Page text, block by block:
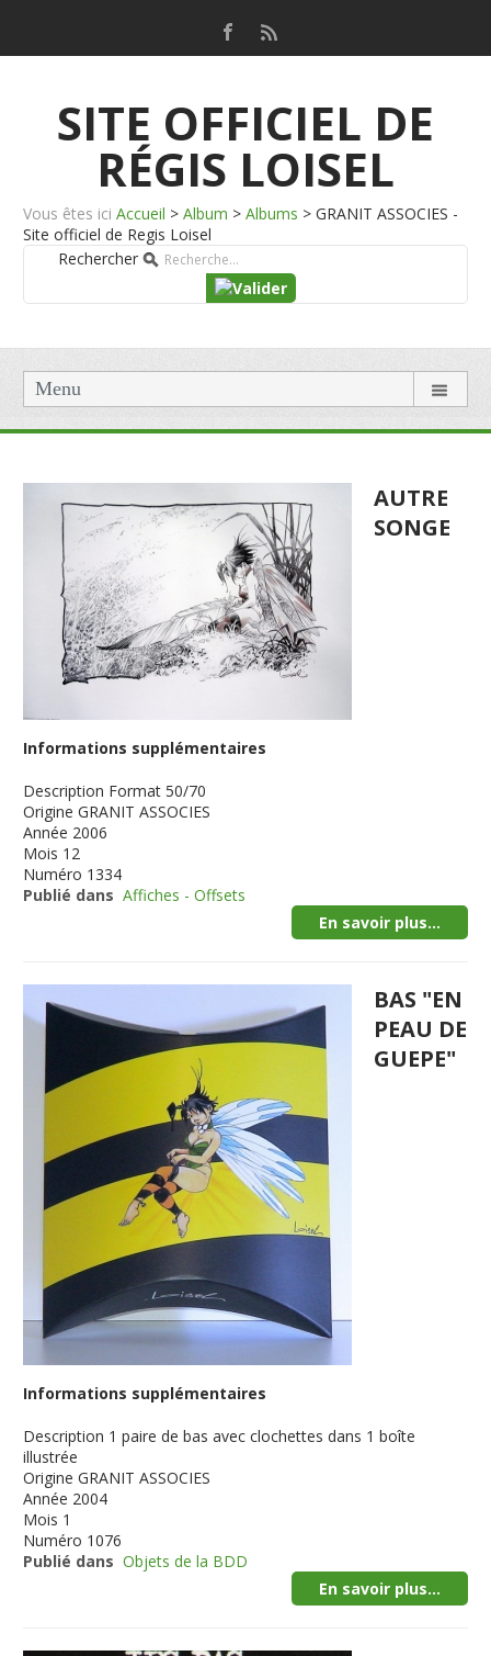
SITE OFFICIEL DE
RÉGIS LOISEL
Vous êtes ici Accueil > Album > Albums > GRANIT ASSOCIES -
Site officiel de Regis Loisel
Rechercher
Menu
AUTRE
SONGE
Informations supplémentaires
Description Format 50/70
Origine GRANIT ASSOCIES
Année 2006
Mois 12
Numéro 1334
Publié dans Affiches - Offsets
En savoir plus...
BAS "EN
PEAU DE
GUEPE"
Informations supplémentaires
Description 1 paire de bas avec clochettes dans 1 boîte
illustrée
Origine GRANIT ASSOCIES
Année 2004
Mois 1
Numéro 1076
Publié dans Objets de la BDD
En savoir plus...